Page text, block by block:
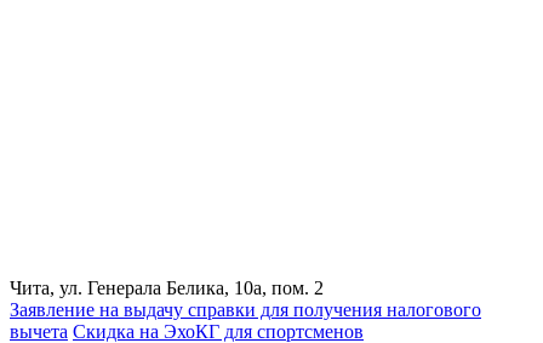
Чита, ул. Генерала Белика, 10а, пом. 2
Заявление на выдачу справки для получения налогового
вычета Cкидка на ЭхоКГ для спортсменов